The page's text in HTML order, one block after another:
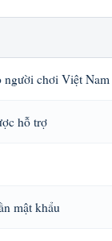
người chơi Việt Nam
hỗ trợ
mật khẩu